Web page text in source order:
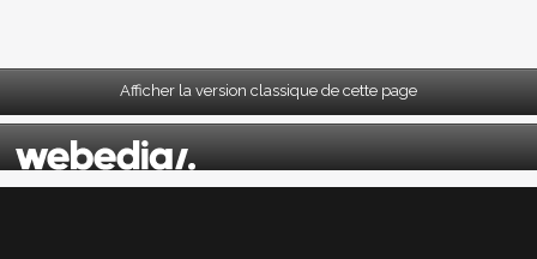
Afficher la version classique de cette page